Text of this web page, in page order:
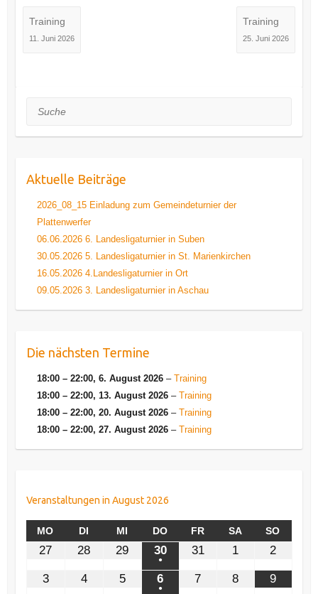
Training
11. Juni 2026
Training
25. Juni 2026
Suche
Aktuelle Beiträge
2026_08_15 Einladung zum Gemeindeturnier der
Plattenwerfer
06.06.2026 6. Landesligaturnier in Suben
30.05.2026 5. Landesligaturnier in St. Marienkirchen
16.05.2026 4.Landesligaturnier in Ort
09.05.2026 3. Landesligaturnier in Aschau
Die nächsten Termine
18:00 – 22:00, 6. August 2026– Training
18:00 – 22:00, 13. August 2026– Training
18:00 – 22:00, 20. August 2026– Training
18:00 – 22:00, 27. August 2026– Training
Veranstaltungen in August 2026
MOMONTAG
DIDIENSTAG
MIMITTWOCH
DODONNERSTAG
FRFREITAG
SASAMSTAG
SO
2727.
2828.
2929.
2026
3030.
2026
●
(1
Veranstaltung)
31 1
2026
22.
2026
33.
44.
55.
August
66.
●
77.
88.
August
99.
August